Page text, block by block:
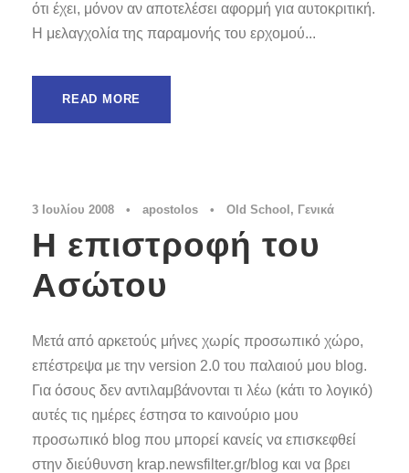
ότι έχει, μόνον αν αποτελέσει αφορμή για αυτοκριτική.
Η μελαγχολία της παραμονής του ερχομού...
READ MORE
3 Ιουλίου 2008 • apostolos • Old School , Γενικά
Η επιστροφή του
Ασώτου
Μετά από αρκετούς μήνες χωρίς προσωπικό χώρο,
επέστρεψα με την version 2.0 του παλαιού μου blog.
Για όσους δεν αντιλαμβάνονται τι λέω (κάτι το λογικό)
αυτές τις ημέρες έστησα το καινούριο μου
προσωπικό blog που μπορεί κανείς να επισκεφθεί
στην διεύθυνση krap.newsfilter.gr/blog και να βρει